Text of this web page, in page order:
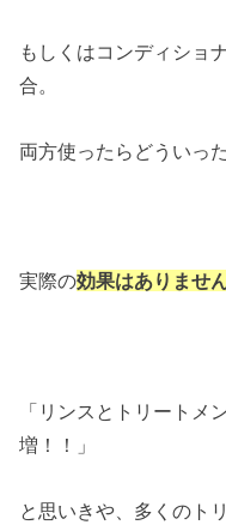
もしくはコンディショ
合。
両方使ったらどういっ
実際の効果はありませ
「リンスとトリートメ
増！！」
と思いきや、多くのト